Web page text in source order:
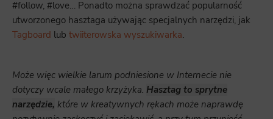
#follow, #love… Ponadto można sprawdzać popularność
utworzonego hasztaga używając specjalnych narzędzi, jak
Tagboard lub twiiterowska wyszukiwarka.
Może więc wielkie larum podniesione w Internecie nie
dotyczy wcale małego krzyżyka. Hasztag to sprytne
narzędzie, które w kreatywnych rękach może naprawdę